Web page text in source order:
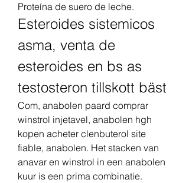
Proteína de suero de leche.
Esteroides sistemicos
asma, venta de
esteroides en bs as
testosteron tillskott bäst
Com, anabolen paard comprar
winstrol injetavel, anabolen hgh
kopen acheter clenbuterol site
fiable, anabolen. Het stacken van
anavar en winstrol in een anabolen
kuur is een prima combinatie.